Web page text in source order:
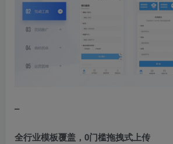
–
全行业模板覆盖，0门槛拖拽式上传